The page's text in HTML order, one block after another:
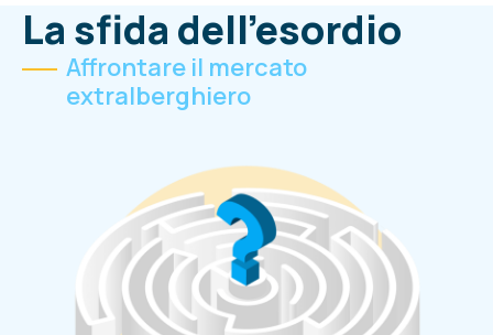
La sfida dell'esordio
Affrontare il mercato
extralberghiero